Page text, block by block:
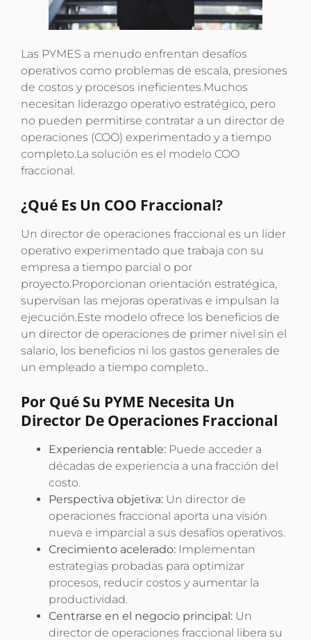
Las PYMES a menudo enfrentan desafíos
operativos como problemas de escala, presiones
de costos y procesos ineficientes.Muchos
necesitan liderazgo operativo estratégico, pero
no pueden permitirse contratar a un director de
operaciones (COO) experimentado y a tiempo
completo.La solución es el modelo COO
fraccional .
¿Qué Es Un COO Fraccional?
Un director de operaciones fraccional es un líder
operativo experimentado que trabaja con su
empresa a tiempo parcial o por
proyecto.Proporcionan orientación estratégica,
supervisan las mejoras operativas e impulsan la
ejecución.Este modelo ofrece los beneficios de
un director de operaciones de primer nivel sin el
salario, los beneficios ni los gastos generales de
un empleado a tiempo completo..
Por Qué Su PYME Necesita Un
Director De Operaciones Fraccional
Experiencia rentable: Puede acceder a
décadas de experiencia a una fracción del
costo.
Perspectiva objetiva: Un director de
operaciones fraccional aporta una visión
nueva e imparcial a sus desafíos operativos.
Crecimiento acelerado: Implementan
estrategias probadas para optimizar
procesos, reducir costos y aumentar la
productividad.
Centrarse en el negocio principal: Un
director de operaciones fraccional libera su